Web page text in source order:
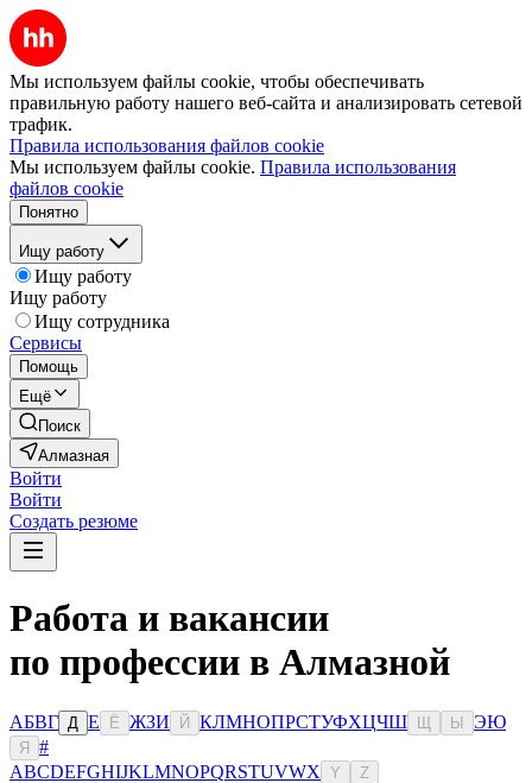
Мы используем файлы cookie, чтобы обеспечивать
правильную работу нашего веб-сайта и анализировать сетевой
трафик.
Правила использования файлов cookie
Мы используем файлы cookie. Правила использования
файлов cookie
Понятно
Ищу работу
Ищу работу
Ищу работу
Ищу сотрудника
Сервисы
Помощь
Ещё
Поиск
Алмазная
Войти
Войти
Создать резюме
Работа и вакансии
по профессии в Алмазной
АБВГ Д Е Ё ЖЗИ Й КЛМНОПРСТУФХЦЧШ Ы ЭЮ
Я
#
ABCDEFGHIJKLMNOPQRSTUVWX Y Z